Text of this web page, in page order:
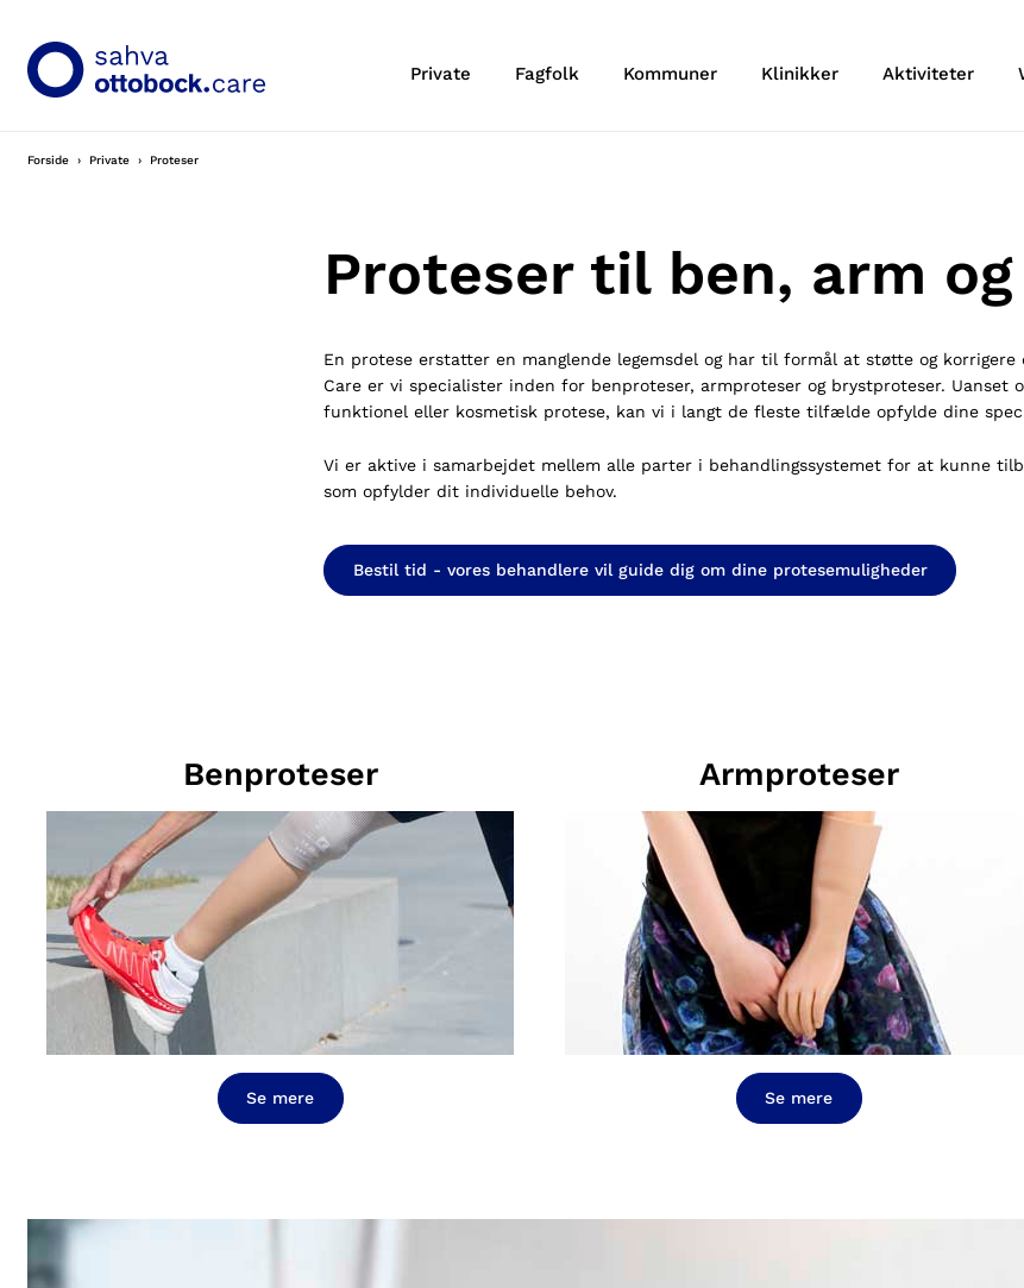
Private Fagfolk Kommuner Klinikker Aktiviteter
Forside Private Proteser
Proteser til ben, arm
En protese erstatter en manglende legemsdel og har til formål at støtte og korrigere
Care er vi specialister inden for benproteser, armproteser og brystproteser. Uanset
funktionel eller kosmetisk protese, kan vi i langt de fleste tilfælde opfylde dine
Vi er aktive i samarbejdet mellem alle parter i behandlingssystemet for at kunne
som opfylder dit individuelle behov.
Bestil tid - vores behandlere vil guide dig om dine protesemuligheder
Benproteser
Se mere
Armproteser
Se mere